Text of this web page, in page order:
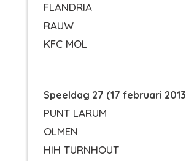
FLANDRIA
RAUW
KFC MOL
Speeldag 27 (17 februari
PUNT LARUM
OLMEN
HIH TURNHOUT